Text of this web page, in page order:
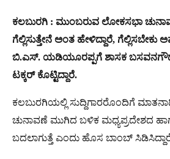
ಕಲಬುರಗಿ : ಮುಂಬರುವ ಲೋಕಸಭಾ
ಗೆಲ್ಲಿಸುತ್ತೇನೆ ಅಂತ ಹೇಳಿದ್ದಾರೆ,
ಬಿ.ಎಸ್. ಯಡಿಯೂರಪ್ಪಗೆ ಶಾಸಕ‌
ಟಕ್ಕರ್ ಕೊಟ್ಟಿದ್ದಾರೆ.
ಕಲಬುರಗಿಯಲ್ಲಿ ಸುದ್ದಿಗಾರರೊಂದಿಗೆ
ಚುನಾವಣೆ ಮುಗಿದ ಬಳಿಕ ಮಧ್ಯಪ್ರದೇಶದ
ಬದಲಾಗುತ್ತೆ ಎಂದು ಹೊಸ ಬಾಂಬ್